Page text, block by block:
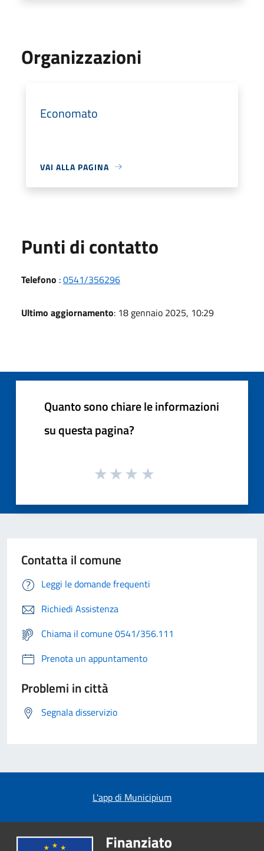
Organizzazioni
Economato
VAI ALLA PAGINA
Punti di contatto
Telefono :0541/356296
Ultimo aggiornamento: 18 gennaio 2025, 10:29
Quanto sono chiare le informazioni
su questa pagina?
Contatta il comune
Leggi le domande frequenti
Richiedi Assistenza
Chiama il comune 0541/356.111
Prenota un appuntamento
Problemi in città
Segnala disservizio
L'app di Municipium